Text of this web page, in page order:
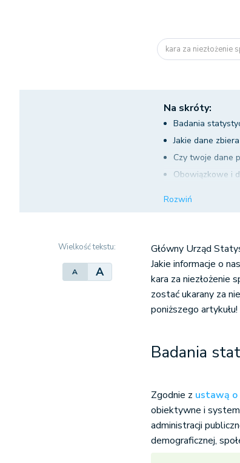
kara za niezłożenie
Na skróty:
Badania
Jakie dane
Czy twoje dane
Obowiązkowe i
Rozwiń
Wielkość tekstu:
A A
Główny Urząd
Jakie informacje o
kara za niezłożenie
zostać ukarany za
poniższego artykułu!
Badania
Zgodnie z ustawą
obiektywne i
administracji
demograficznej,